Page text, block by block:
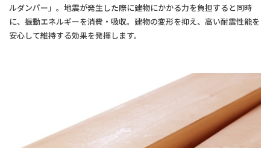
ルダンパー」。地震が発生した際に建物にかかる力を負担すると同時
に、振動エネルギーを消費・吸収。建物の変形を抑え、高い耐震性能を
安心して維持する効果を発揮します。